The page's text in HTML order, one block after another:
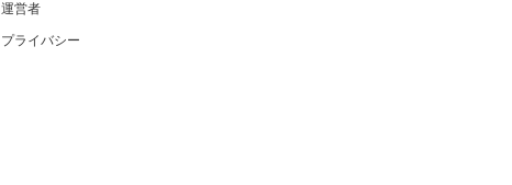
運営者
プライバシー